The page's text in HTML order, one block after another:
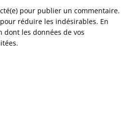
pour publier un commentaire.
réduire les indésirables. En
dont les données de vos
.